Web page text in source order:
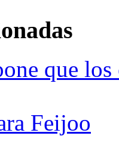
que
Feijoo